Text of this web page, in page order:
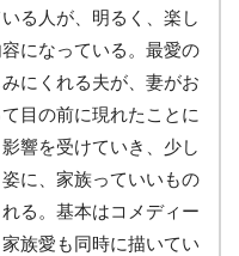
る人が、明るく、楽し
になっている。最愛の
にくれる夫が、妻がお
目の前に現れたことに
響を受けていき、少し
に、家族っていいもの
る。基本はコメディー
族愛も同時に描いてい